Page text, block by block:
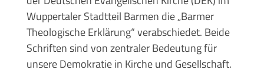
Wuppertaler Stadtteil Barmen die „Barmer
Theologische Erklärung“ verabschiedet. Beide
Schriften sind von zentraler Bedeutung für
unsere Demokratie in Kirche und Gesellschaft.